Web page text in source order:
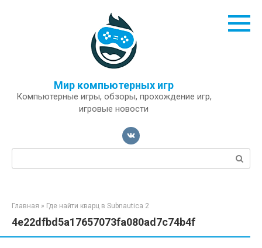
Мир компьютерных игр
Компьютерные игры, обзоры, прохождение игр,
игровые новости
Поиск:
Главная » Где найти кварц в Subnautica 2
4e22dfbd5a17657073fa080ad7c74b4f